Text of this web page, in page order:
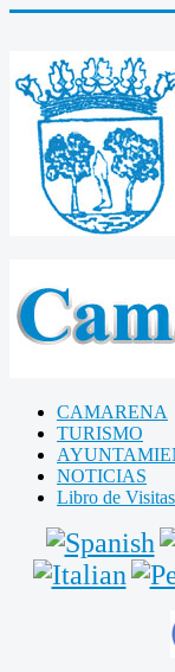
CAMARENA
TURISMO
NOTICIAS
Libro de Visitas